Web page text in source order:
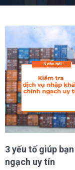
3 yếu tố giúp
ngạch uy tín